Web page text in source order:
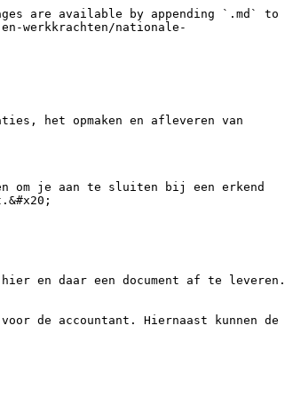
are available by appending `.md` to
werkkrachten/nationale-
het opmaken en afleveren van
om je aan te sluiten bij een erkend
en daar een document af te leveren.
de accountant. Hiernaast kunnen de